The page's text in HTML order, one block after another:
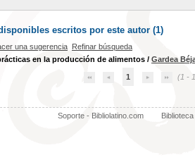
escritos por este autor (1)
una sugerencia Refinar búsqueda
en la producción de alimentos / Gardea
1 (1 -
Soporte - Bibliolatino.com